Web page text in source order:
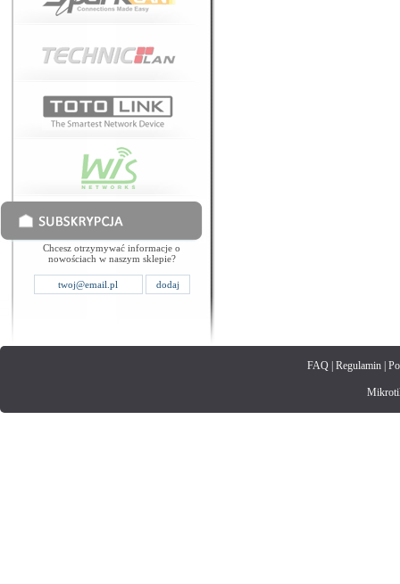
Chcesz otrzymywać informacje o
nowościach w naszym sklepie?
FAQ| Regulamin|